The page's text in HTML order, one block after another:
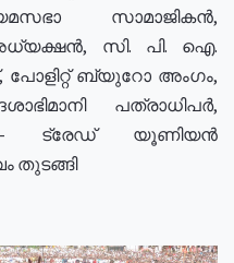
സാമാജികൻ,
സി. പി. ഐ.
പോളിറ്റ് ബ്യുറോ അംഗം,
പത്രാധിപർ,
- ട്രേഡ് യൂണിയൻ
തുടങ്ങി